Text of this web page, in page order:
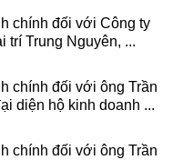
chính đối với Công ty
trí Trung Nguyên, ...
chính đối với ông Trần
diện hộ kinh doanh ...
chính đối với ông Trần